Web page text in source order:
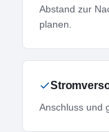
Abstand zur
planen.
Anschluss und